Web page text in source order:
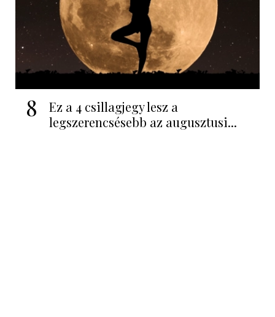
8
Ez a 4 csillagjegy lesz a
legszerencsésebb az augusztusi...